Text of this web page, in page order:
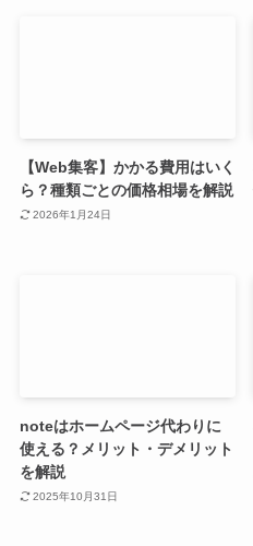
【Web集客】かかる費用はいく
ら？種類ごとの価格相場を解説
2026年1月24日
noteはホームページ代わりに
使える？メリット・デメリット
を解説
2025年10月31日